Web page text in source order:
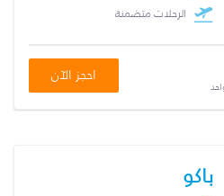
الرحلات متضمنة
احجز الآن
باكو